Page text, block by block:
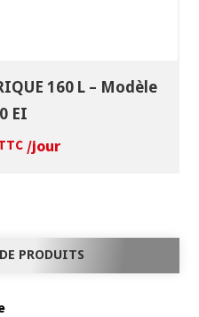
160 L – Modèle
EI
/jour
PRODUITS